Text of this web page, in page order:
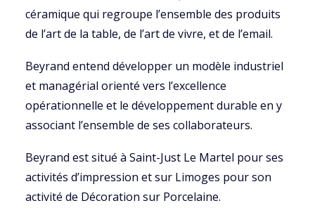
céramique qui regroupe l’ensemble des produits
de l’art de la table, de l’art de vivre, et de l’email.
Beyrand entend développer un modèle industriel
et managérial orienté vers l’excellence
opérationnelle et le développement durable en y
associant l’ensemble de ses collaborateurs.
Beyrand est situé à Saint-Just Le Martel pour ses
activités d’impression et sur Limoges pour son
activité de Décoration sur Porcelaine.